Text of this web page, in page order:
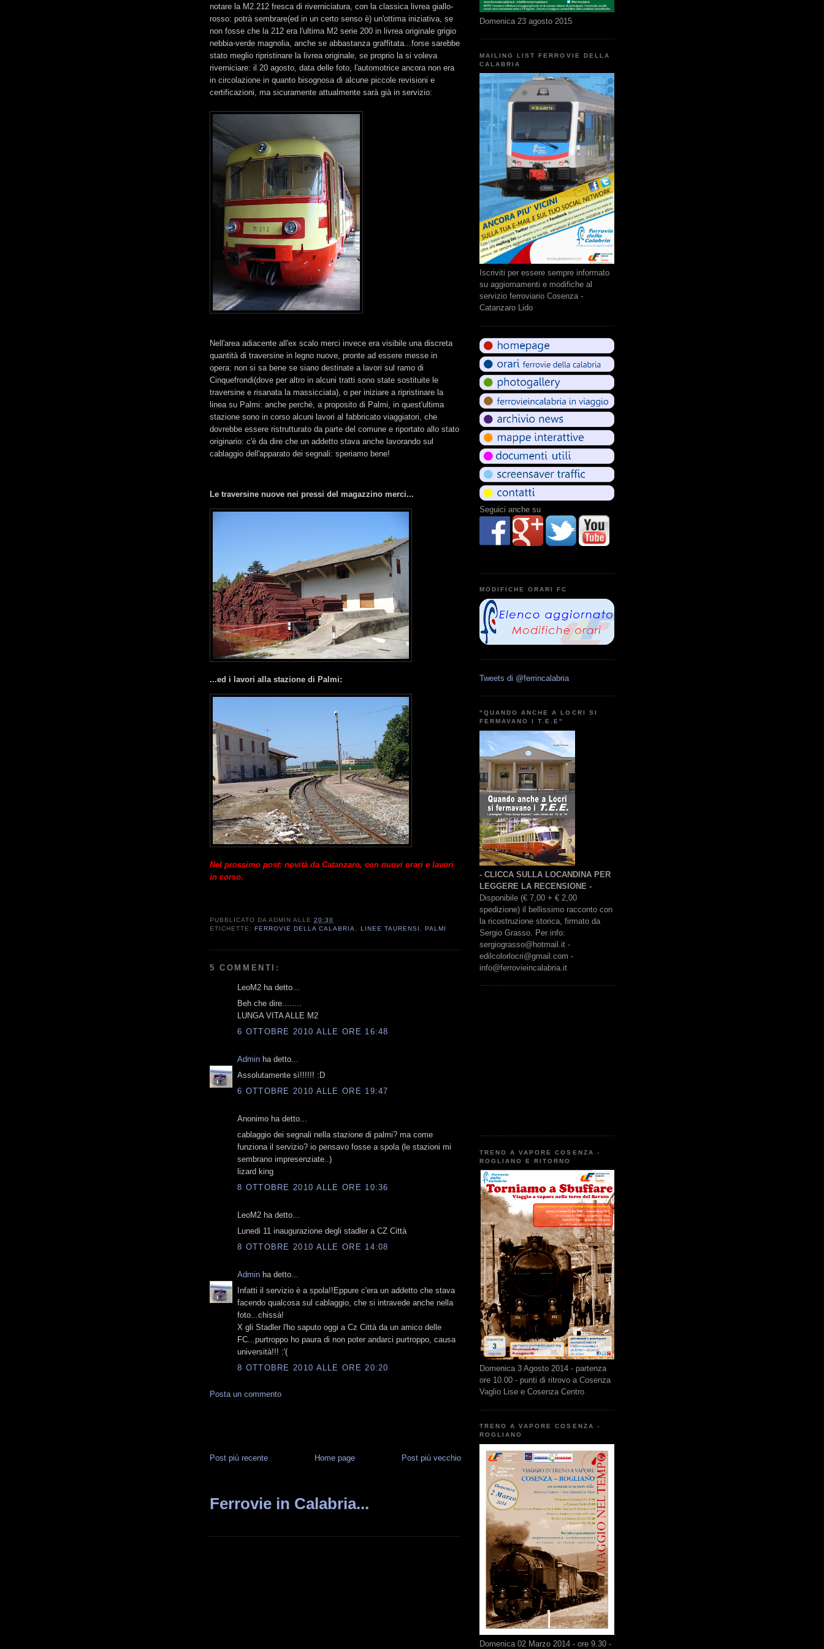
notare la M2.212 fresca di riverniciatura, con la classica livrea giallo-
rosso: potrà sembrare(ed in un certo senso è) un'ottima iniziativa, se
non fosse che la 212 era l'ultima M2 serie 200 in livrea originale grigio
nebbia-verde magnolia, anche se abbastanza graffitata...forse sarebbe
stato meglio ripristinare la livrea originale, se proprio la si voleva
riverniciare: il 20 agosto, data delle foto, l'automotrice ancora non era
in circolazione in quanto bisognosa di alcune piccole revisioni e
certificazioni, ma sicuramente attualmente sarà già in servizio:
Nell'area adiacente all'ex scalo merci invece era visibile una discreta
quantità di traversine in legno nuove, pronte ad essere messe in
opera: non si sa bene se siano destinate a lavori sul ramo di
Cinquefrondi(dove per altro in alcuni tratti sono state sostituite le
traversine e risanata la massicciata), o per iniziare a ripristinare la
linea su Palmi: anche perchè, a proposito di Palmi, in quest'ultima
stazione sono in corso alcuni lavori al fabbricato viaggiatori, che
dovrebbe essere ristrutturato da parte del comune e riportato allo stato
originario: c'è da dire che un addetto stava anche lavorando sul
cablaggio dell'apparato dei segnali: speriamo bene!
Le traversine nuove nei pressi del magazzino merci...
...ed i lavori alla stazione di Palmi:
Nel prossimo post: novità da Catanzaro, con nuovi orari e lavori
in corso.
PUBBLICATO DAADMIN ALLE20:30
ETICHETTE:FERROVIE DELLA CALABRIA LINEE TAURENSI PALMI
5 COMMENTI:
LeoM2 ha detto...
Beh che dire........
LUNGA VITA ALLE M2
6 OTTOBRE 2010 ALLE ORE 16:48
Admin ha detto...
Assolutamente sì!!!!!! :D
6 OTTOBRE 2010 ALLE ORE 19:47
Anonimo ha detto...
cablaggio dei segnali nella stazione di palmi? ma come
funziona il servizio? io pensavo fosse a spola (le stazioni mi
sembrano impresenziate..)
lizard king
8 OTTOBRE 2010 ALLE ORE 10:36
LeoM2 ha detto...
Lunedi 11 inaugurazione degli stadler a CZ Città
8 OTTOBRE 2010 ALLE ORE 14:08
Admin ha detto...
Infatti il servizio è a spola!!Eppure c'era un addetto che stava
facendo qualcosa sul cablaggio, che si intravede anche nella
foto...chissà!
X gli Stadler l'ho saputo oggi a Cz Città da un amico delle
FC...purtroppo ho paura di non poter andarci purtroppo, causa
università!!! :'(
8 OTTOBRE 2010 ALLE ORE 20:20
Posta un commento
Post più recente Post più vecchio
Home page
Ferrovie in Calabria...
Domenica 23 agosto 2015
MAILING LIST FERROVIE DELLA
CALABRIA
Iscriviti per essere sempre informato
su aggiornamenti e modifiche al
servizio ferroviario Cosenza -
Catanzaro Lido
Seguici anche su
MODIFICHE ORARI FC
Tweets di @ferrincalabria
"QUANDO ANCHE A LOCRI SI
FERMAVANO I T.E.E"
- CLICCA SULLA LOCANDINA PER
LEGGERE LA RECENSIONE -
Disponibile (€ 7,00 + € 2,00
spedizione) il bellissimo racconto con
la ricostruzione storica, firmato da
Sergio Grasso. Per info:
sergiograsso@hotmail.it -
edilcolorlocri@gmail.com -
info@ferrovieincalabria.it
TRENO A VAPORE COSENZA -
ROGLIANO E RITORNO
Domenica 3 Agosto 2014 - partenza
ore 10.00 - punti di ritrovo a Cosenza
Vaglio Lise e Cosenza Centro
TRENO A VAPORE COSENZA -
ROGLIANO
Domenica 02 Marzo 2014 - ore 9.30 -